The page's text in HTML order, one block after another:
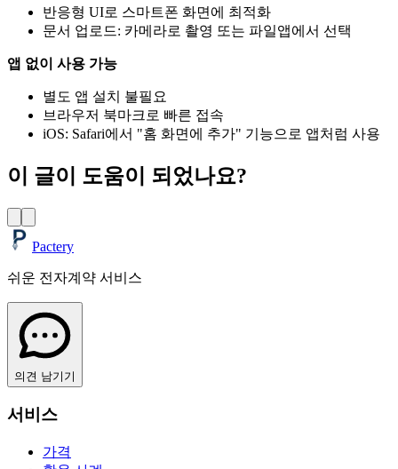
반응형 UI로 스마트폰 화면에 최적화
문서 업로드: 카메라로 촬영 또는 파일앱에서 선택
앱 없이 사용 가능
별도 앱 설치 불필요
브라우저 북마크로 빠른 접속
iOS: Safari에서 "홈 화면에 추가" 기능으로 앱처럼 사용
이 글이 도움이 되었나요?
Pactery
쉬운 전자계약 서비스
의견 남기기
서비스
가격